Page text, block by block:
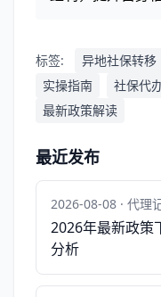
标签: 异地社保转移
实操指南
社保代
最新政策解读
最近发布
2026-08-08 · 代理
2026年最新政策
分析